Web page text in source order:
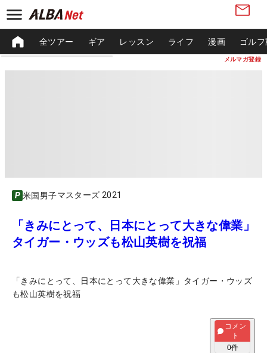
メルマガ登録
全ツアー ギア レッスン ライフ 漫画 ゴル
米国男子マスターズ 2021
「きみにとって、日本にとって大きな偉業」
タイガー・ウッズも松山英樹を祝福
「きみにとって、日本にとって大きな偉業」タイガー・ウッズ
も松山英樹を祝福
コメン
ト
0件